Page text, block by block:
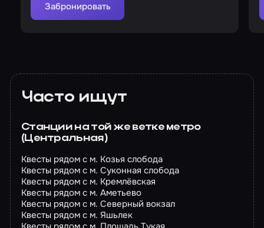
Забронировать
Часто ищут
Станции на той же ветке метро
(Центральная)
Квесты рядом с м. Козья слобода
Квесты рядом с м. Суконная слобода
Квесты рядом с м. Кремлёвская
Квесты рядом с м. Аметьево
Квесты рядом с м. Северный вокзал
Квесты рядом с м. Яшьлек